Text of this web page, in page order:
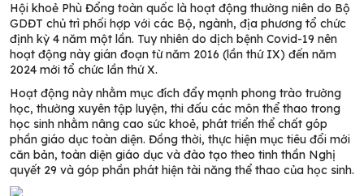
Hội khoẻ Phù Đổng toàn quốc là hoạt động thường niên do Bộ
GDĐT chủ trì phối hợp với các Bộ, ngành, địa phương tổ chức
định kỳ 4 năm một lần. Tuy nhiên do dịch bệnh Covid-19 nên
hoạt động này gián đoạn từ năm 2016 (lần thứ IX) đến năm
2024 mới tổ chức lần thứ X.
Hoạt động này nhằm mục đích đẩy mạnh phong trào trường
học, thường xuyên tập luyện, thi đấu các môn thể thao trong
học sinh nhằm nâng cao sức khoẻ, phát triển thể chất góp
phần giáo dục toàn diện. Đồng thời, thực hiện mục tiêu đổi mới
căn bản, toàn diện giáo dục và đào tạo theo tinh thần Nghị
quyết 29 và góp phần phát hiện tài năng thể thao của học sinh.